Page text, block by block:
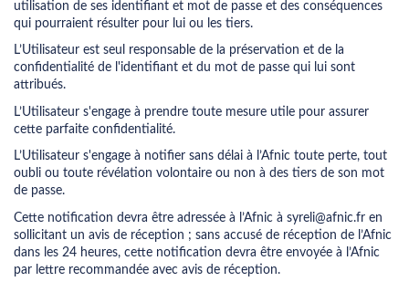
utilisation de ses identifiant et mot de passe et des conséquences
qui pourraient résulter pour lui ou les tiers.
L’Utilisateur est seul responsable de la préservation et de la
confidentialité de l'identifiant et du mot de passe qui lui sont
attribués.
L’Utilisateur s'engage à prendre toute mesure utile pour assurer
cette parfaite confidentialité.
L’Utilisateur s'engage à notifier sans délai à l’Afnic toute perte, tout
oubli ou toute révélation volontaire ou non à des tiers de son mot
de passe.
Cette notification devra être adressée à l’Afnic à syreli@afnic.fr en
sollicitant un avis de réception ; sans accusé de réception de l’Afnic
dans les 24 heures, cette notification devra être envoyée à l’Afnic
par lettre recommandée avec avis de réception.